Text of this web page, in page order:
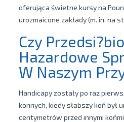
oferująca świetne kursy na
urozmaicone zakłady (m. in. na
Czy
Hazardowe
W Naszym
Handicapy zostały po raz
konnych, kiedy słabszy koń był
centymetrów przed innymi